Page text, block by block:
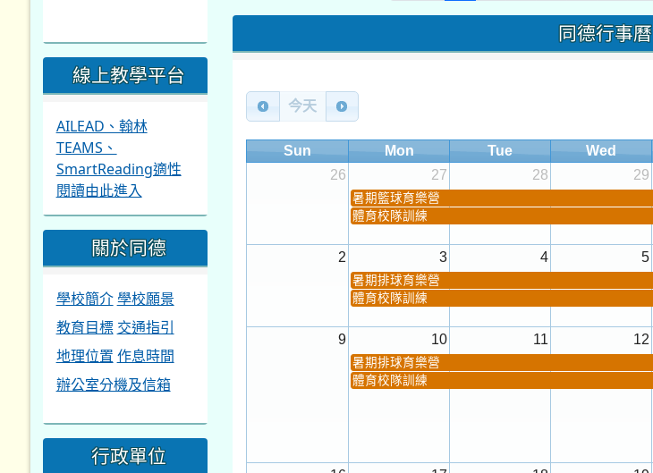
同德行事曆
今天
Sun Mon Tue Wed
26
27 28 29
暑期籃球育樂營
體育校隊訓練
2 3 4 5
暑期排球育樂營
體育校隊訓練
9 10 11 12
暑期排球育樂營
體育校隊訓練
線上教學平台
AILEAD、翰林
TEAMS、
SmartReading適性
閱讀由此進入
關於同德
學校簡介 學校願景
教育目標 交通指引
地理位置 作息時間
辦公室分機及信箱
行政單位